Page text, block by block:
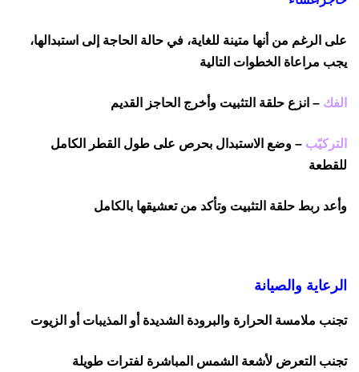
على الرغم من أنها متينة للغاية، في حالة الحاجة إلى استبدالها،
يجب مراعاة الخطوات التالية
الفك – انزع حلقة التثبيت وأخرج الحاجز القديم
التركيّب – وضع الاستبدال بحرص على طول القطر الكامل
للقطعة
وأعد ربط حلقة التثبيت وتأكد من تعشيقها بالكامل
الرعاية والصيانة
تجنب ملامسة الحرارة والبرودة الشديدة أو المذيبات أو الزيوت
تجنب التعرض لأشعة الشمس المباشرة لفترات طويلة